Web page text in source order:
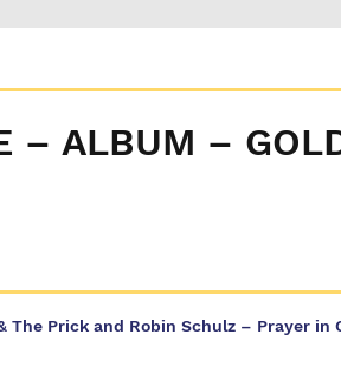
– ALBUM –
The Prick and Robin Schulz – Prayer in